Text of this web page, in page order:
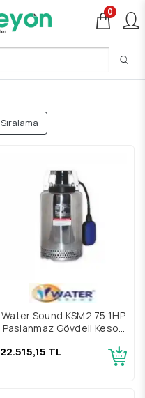
0
Sıralama
Water Sound KSM2.75 1HP
Paslanmaz Gövdeli Keson
22.515,15 TL